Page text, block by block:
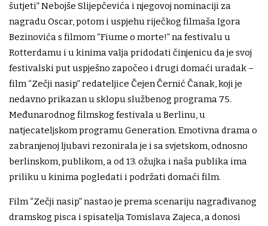
šutjeti” Nebojše Slijepčevića i njegovoj nominaciji za
nagradu Oscar, potom i uspjehu riječkog filmaša Igora
Bezinovića s filmom “Fiume o morte!” na festivalu u
Rotterdamu i u kinima valja pridodati činjenicu da je svoj
festivalski put uspješno započeo i drugi domaći uradak –
film “Zečji nasip” redateljice Čejen Černić Čanak, koji je
nedavno prikazan u sklopu službenog programa 75.
Međunarodnog filmskog festivala u Berlinu, u
natjecateljskom programu Generation. Emotivna drama o
zabranjenoj ljubavi rezonirala je i sa svjetskom, odnosno
berlinskom, publikom, a od 13. ožujka i naša publika ima
priliku u kinima pogledati i podržati domaći film.
Film “Zečji nasip” nastao je prema scenariju nagrađivanog
dramskog pisca i spisatelja Tomislava Zajeca, a donosi